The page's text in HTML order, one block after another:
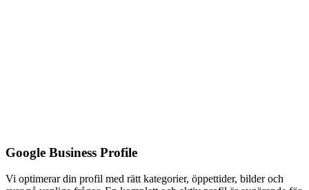
Google Business Profile
Vi optimerar din profil med rätt kategorier, öppettider, bilder och